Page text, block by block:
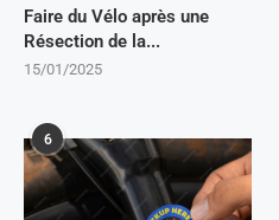
Faire du Vélo après une
Résection de la...
15/01/2025
6